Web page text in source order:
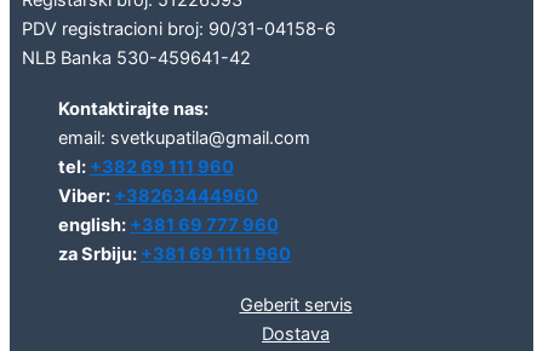
PDV registracioni broj: 90/31-04158-6
NLB Banka 530-459641-42
Kontaktirajte nas:
email: svetkupatila@gmail.com
tel: +382 69 111 960
Viber: +38263444960
english: +381 69 777 960
za Srbiju: +381 69 1111 960
Geberit servis
Dostava